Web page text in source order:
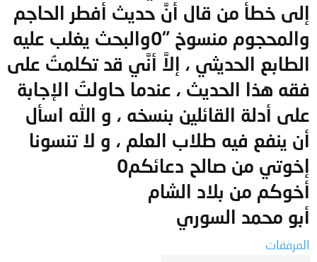
إلى خطأ من قال أنَّ حديث أفطر الحاجم
والمحجوم منسوخ "0والبحث يغلب عليه
الطابع الحديثي ، إلاَّ أنَّي قد تكلمتُ على
فقه هذا الحديث ، عندما حاولتُ الإجابة
على أدلة القائلين بنسخه ، و الله اسأل
أن ينفع فيه طلاب العلم ، و لا تنسونا
إخوتي من صالح دعائكم0
أخوكم من بلاد الشام
أبو محمد السوري
المرفقات